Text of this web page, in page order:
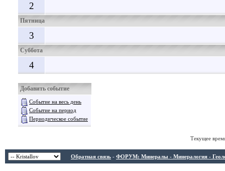
2
Пятница
3
Суббота
4
Добавить событие
Событие на весь день
Событие на период
Периодическое событие
Текущее
Обратная связь - ФОРУМ: Минералы - Минералогия -